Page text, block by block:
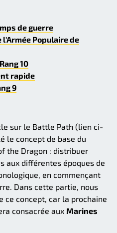
de guerre
l'Armée Populaire de
10
rapide
9
sur le Battle Path (lien ci-
le concept de base du
the Dragon : distribuer
aux différentes époques de
en commençant
Dans cette partie, nous
ce concept, car la prochaine
consacrée aux Marines